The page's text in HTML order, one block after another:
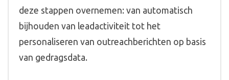
deze stappen overnemen: van automatisch
bijhouden van leadactiviteit tot het
personaliseren van outreachberichten op basis
van gedragsdata.